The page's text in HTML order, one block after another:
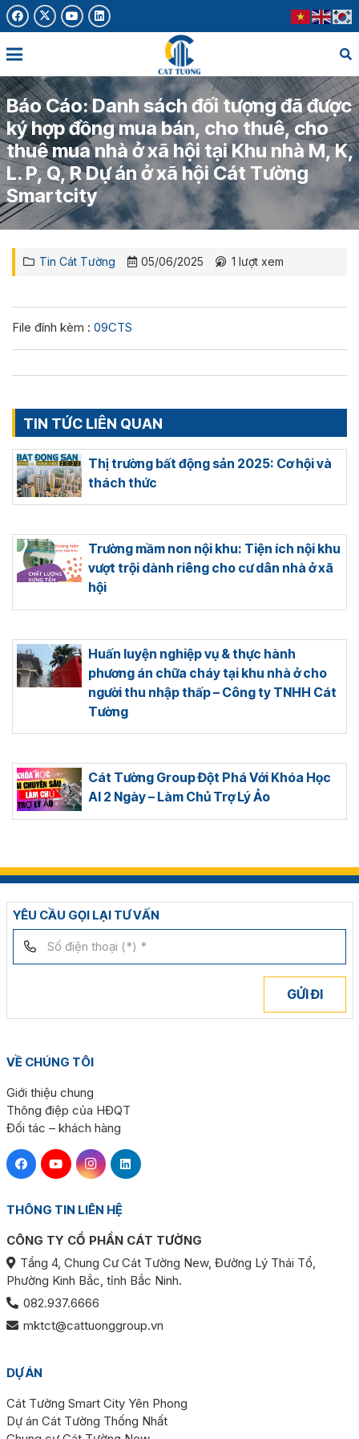
Báo Cáo: Danh sách đối tượng đã được
ký hợp đồng mua bán, cho thuê, cho
thuê mua nhà ở xã hội tại Khu nhà M, K,
L. P, Q, R Dự án ở xã hội Cát Tường
Smartcity
Tin Cát Tường 05/06/2025 1 lượt xem
File đính kèm : 09CTS
TIN TỨC LIÊN QUAN
Thị trường bất động sản 2025: Cơ hội và
thách thức
Trường mầm non nội khu: Tiện ích nội khu
vượt trội dành riêng cho cư dân nhà ở xã
hội
Huấn luyện nghiệp vụ & thực hành
phương án chữa cháy tại khu nhà ở cho
người thu nhập thấp – Công ty TNHH Cát
Tường
Cát Tường Group Đột Phá Với Khóa Học
AI 2 Ngày – Làm Chủ Trợ Lý Ảo
YÊU CẦU GỌI LẠI TƯ VẤN
GỬI ĐI
VỀ CHÚNG TÔI
Giới thiệu chung
Thông điệp của HĐQT
Đối tác – khách hàng
THÔNG TIN LIÊN HỆ
CÔNG TY CỔ PHẦN CÁT TƯỜNG
Tầng 4, Chung Cư Cát Tường New, Đường Lý Thái Tổ,
Phường Kinh Bắc, tỉnh Bắc Ninh.
082.937.6666
mktct@cattuonggroup.vn
DỰ ÁN
Cát Tường Smart City Yên Phong
Dự án Cát Tường Thống Nhất